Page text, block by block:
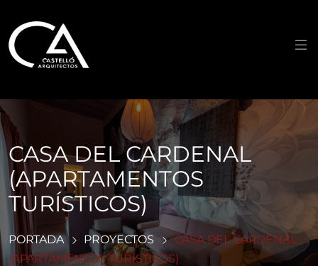
contenido
CASA DEL CARDENAL
(APARTAMENTOS
TURÍSTICOS)
PORTADA PROYECTOS
CASA DEL CARDENAL
(APARTAMENTOS TURÍSTICOS)